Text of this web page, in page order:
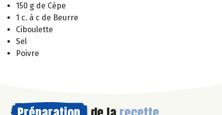
150 g de Cèpe
1 c. à c de Beurre
Ciboulette
Sel
Poivre